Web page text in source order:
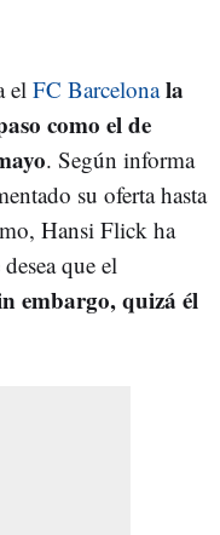
el FC Barcelona la
como el de
. Según informa
su oferta hasta
Hansi Flick ha
que el
embargo, quizá él